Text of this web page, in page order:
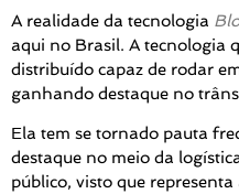
A realidade da tecnologia
aqui no Brasil. A tecnologia
distribuído capaz de rodar
ganhando destaque no
Ela tem se tornado pauta
destaque no meio da
público, visto que